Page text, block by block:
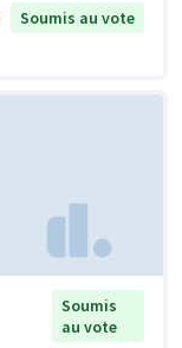
Soumis au vote
Soumis
au vote